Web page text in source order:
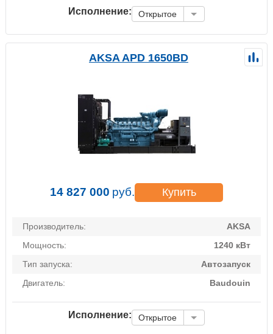
Исполнение: Открытое
AKSA APD 1650BD
14 827 000 руб. Купить
Производитель:
AKSA
Мощность:
1240 кВт
Тип запуска:
Автозапуск
Двигатель:
Baudouin
Исполнение: Открытое